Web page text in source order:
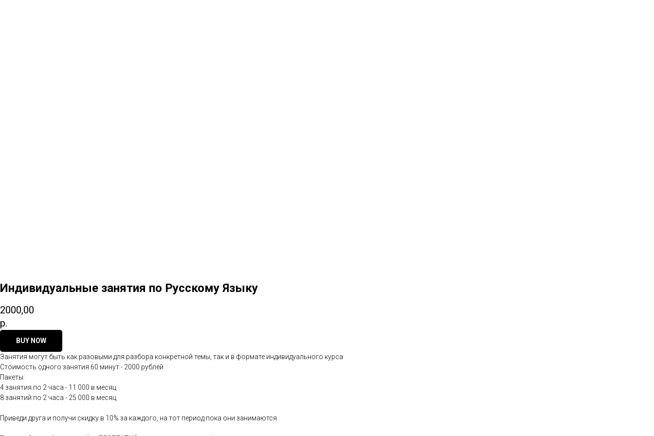
Индивидуальные занятия по Русскому Языку
2000,00
р.
BUY NOW
Занятия могут быть как разовыми для разбора конкретной темы, так и в формате индивидуального курса
Стоимость одного занятия 60 минут - 2000 рублей
Пакеты:
4 занятия по 2 часа - 11 000 в месяц
8 занятий по 2 часа - 25 000 в месяц
Приведи друга и получи скидку в 10% за каждого, на тот период пока они занимаются.